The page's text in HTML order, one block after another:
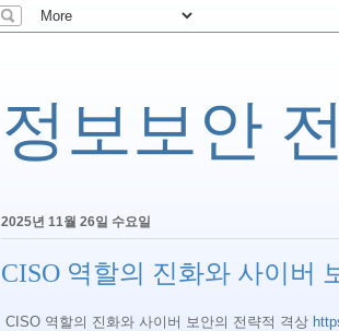
정보보안
2025년 11월 26일 수요일
CISO 역할의 진화와 사이버
CISO 역할의 진화와 사이버 보안의 전략적 격상